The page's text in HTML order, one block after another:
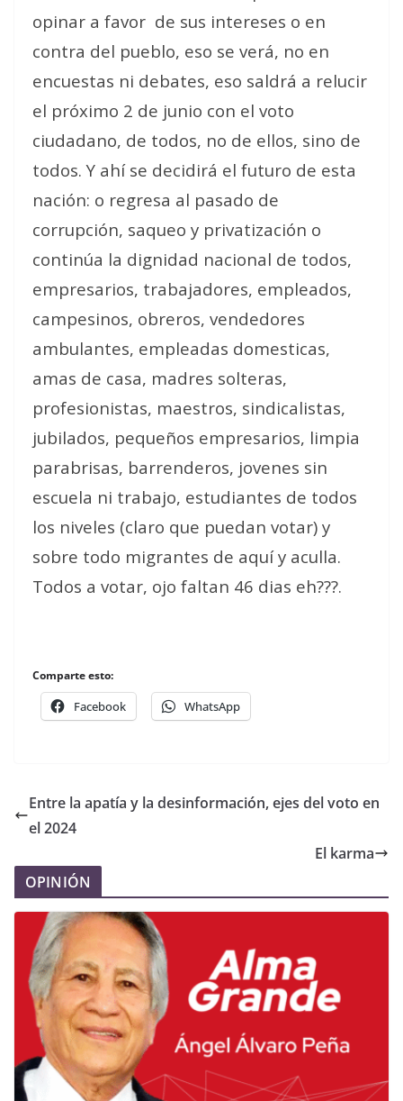
opinar a favor de sus intereses o en
contra del pueblo, eso se verá, no en
encuestas ni debates, eso saldrá a relucir
el próximo 2 de junio con el voto
ciudadano, de todos, no de ellos, sino de
todos. Y ahí se decidirá el futuro de esta
nación: o regresa al pasado de
corrupción, saqueo y privatización o
continúa la dignidad nacional de todos,
empresarios, trabajadores, empleados,
campesinos, obreros, vendedores
ambulantes, empleadas domesticas,
amas de casa, madres solteras,
profesionistas, maestros, sindicalistas,
jubilados, pequeños empresarios, limpia
parabrisas, barrenderos, jovenes sin
escuela ni trabajo, estudiantes de todos
los niveles (claro que puedan votar) y
sobre todo migrantes de aquí y aculla.
Todos a votar, ojo faltan 46 dias eh???.
Comparte esto:
Facebook WhatsApp
Entre la apatía y la desinformación, ejes del voto en
el 2024
El karma
OPINIÓN